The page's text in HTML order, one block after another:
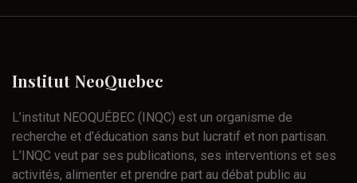
Institut NeoQuebec
L’institut NEOQUÉBEC (INQC) est un organisme de
recherche et d’éducation sans but lucratif et non partisan.
L’INQC veut par ses publications, ses interventions et ses
activités, alimenter et prendre part au débat public au